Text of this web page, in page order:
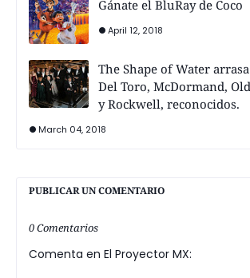
Gánate el BluRay de Coco
April 12, 2018
The Shape of Water
Del Toro, McDormand,
y Rockwell, reconocidos.
March 04, 2018
PUBLICAR UN COMENTARIO
0 Comentarios
Comenta en El Proyector MX: